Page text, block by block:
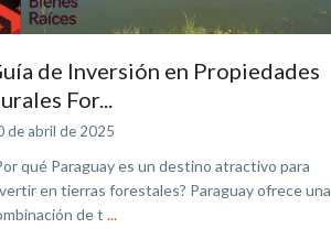
de Inversión en Propiedades
For...
de abril de 2025
qué Paraguay es un destino atractivo para
en tierras forestales? Paraguay ofrece una
de t ...